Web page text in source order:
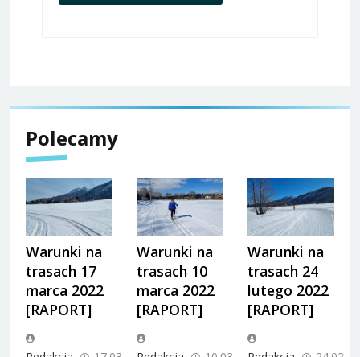
Polecamy
Warunki na
trasach 17
marca 2022
[RAPORT]
Warunki na
trasach 10
marca 2022
[RAPORT]
Warunki na
trasach 24
lutego 2022
[RAPORT]